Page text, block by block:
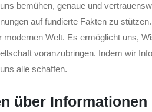
bemühen, genaue und
auf fundierte Fakten zu stützen.
Welt. Es ermöglicht uns,
voranzubringen. Indem wir
alle schaffen.
über Informationen